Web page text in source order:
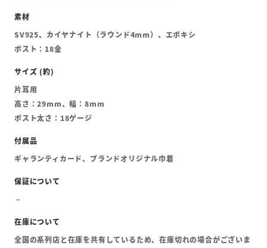
SV925、カイヤナイト（ラウンド4mm）、エポキシ
ポスト：18金
片耳用
高さ：29mm、幅：8mm
ポスト太さ：18ゲージ
ギャランティカード、ブランドオリジナル巾着
全国の系列店と在庫を共有しているため、在庫切れの場合がございま